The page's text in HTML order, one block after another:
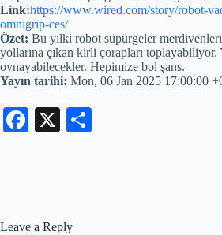
Link:https://www.wired.com/story/robot-
omnigrip-ces/
Özet: Bu yılki robot süpürgeler
yollarına çıkan kirli çorapları toplayabiliyor.
oynayabilecekler. Hepimize bol şans.
Yayın tarihi: Mon, 06 Jan 2025 17:00:00
Fa
X
Leave a Reply